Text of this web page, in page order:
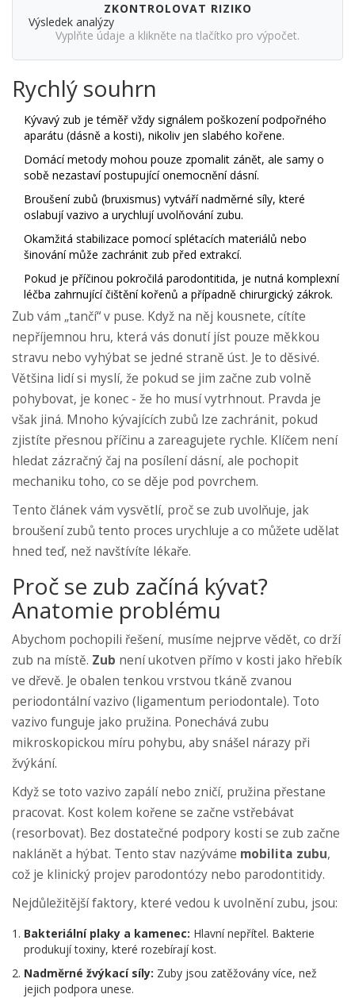
ZKONTROLOVAT RIZIKO
Výsledek analýzy
Vyplňte údaje a klikněte na tlačítko pro výpočet.
Rychlý souhrn
Kývavý zub je téměř vždy signálem poškození podpořného
aparátu (dásně a kosti), nikoliv jen slabého kořene.
Domácí metody mohou pouze zpomalit zánět, ale samy o
sobě nezastaví postupující onemocnění dásní.
Broušení zubů (bruxismus) vytváří nadměrné síly, které
oslabují vazivo a urychlují uvolňování zubu.
Okamžitá stabilizace pomocí splétacích materiálů nebo
šinování může zachránit zub před extrakcí.
Pokud je příčinou pokročilá parodontitida, je nutná komplexní
léčba zahrnující čištění kořenů a případně chirurgický zákrok.
Zub vám „tančí“ v puse. Když na něj kousnete, cítíte
nepříjemnou hru, která vás donutí jíst pouze měkkou
stravu nebo vyhýbat se jedné straně úst. Je to děsivé.
Většina lidí si myslí, že pokud se jim začne zub volně
pohybovat, je konec - že ho musí vytrhnout. Pravda je
však jiná. Mnoho kývajících zubů lze zachránit, pokud
zjistíte přesnou příčinu a zareagujete rychle. Klíčem není
hledat zázračný čaj na posílení dásní, ale pochopit
mechaniku toho, co se děje pod povrchem.
Tento článek vám vysvětlí, proč se zub uvolňuje, jak
broušení zubů tento proces urychluje a co můžete udělat
hned teď, než navštívíte lékaře.
Proč se zub začíná kývat?
Anatomie problému
Abychom pochopili řešení, musíme nejprve vědět, co drží
zub na místě. Zub není ukotven přímo v kosti jako hřebík
ve dřevě. Je obalen tenkou vrstvou tkáně zvanou
periodontální vazivo (ligamentum periodontale). Toto
vazivo funguje jako pružina. Ponechává zubu
mikroskopickou míru pohybu, aby snášel nárazy při
žvýkání.
Když se toto vazivo zapálí nebo zničí, pružina přestane
pracovat. Kost kolem kořene se začne vstřebávat
(resorbovat). Bez dostatečné podpory kosti se zub začne
naklánět a hýbat. Tento stav nazýváme mobilita zubu,
což je klinický projev parodontózy nebo parodontitidy.
Nejdůležitější faktory, které vedou k uvolnění zubu, jsou:
Bakteriální plaky a kamenec: Hlavní nepřítel. Bakterie
produkují toxiny, které rozebírají kost.
Nadměrné žvýkací síly: Zuby jsou zatěžovány více, než
jejich podpora unese.